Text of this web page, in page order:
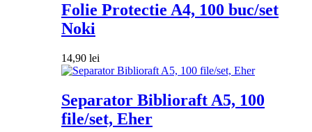
Folie Protectie A4, 100 buc/set
Noki
14,90 lei
Separator Biblioraft A5, 100
file/set, Eher